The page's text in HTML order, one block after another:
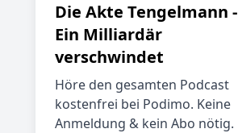
Die Akte Tengelmann -
Ein Milliardär
verschwindet
Höre den gesamten Podcast
kostenfrei bei Podimo. Keine
Anmeldung & kein Abo nötig.